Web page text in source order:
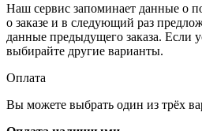
Наш сервис запоминает данные о
о заказе и в следующий раз
данные предыдущего заказа. Если
выбирайте другие варианты.
Оплата
Вы можете выбрать один из трёх